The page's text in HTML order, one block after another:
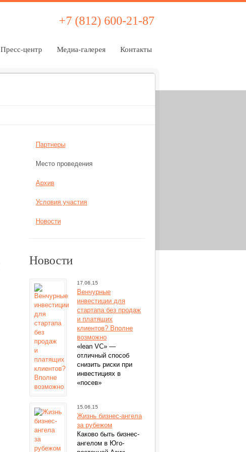
+7 (812) 600-21-87
Пресс-центр Медиа-галерея Контакты
Партнеры
Место проведения
Архив
Условия участия
Новости
Новости
17.06.15
Венчурные
инвестиции для
стартапа без продаж
и платящих
клиентов? Вполне
возможно
«lean VC» —
отличный способ
снизить риски при
инвестициях в
«посев»
15.06.15
Жизнь бизнес-ангела
за рубежом
Каково быть бизнес-
ангелом в Юго-